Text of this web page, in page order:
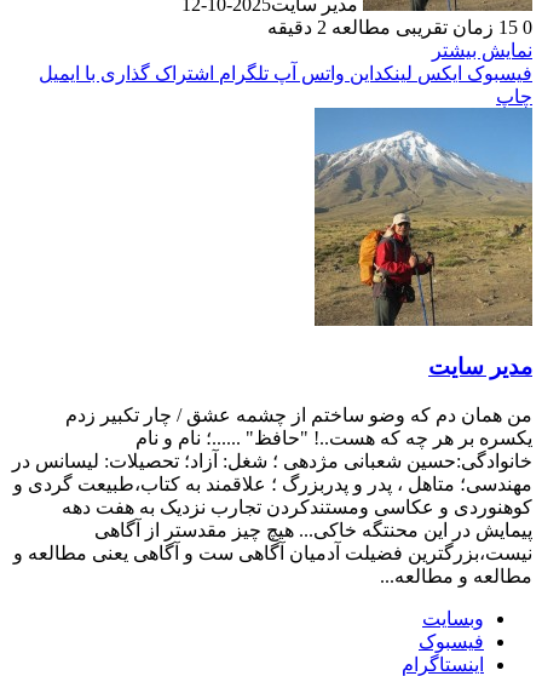
مدیر سایت2025-10-12
0
زمان تقریبی مطالعه 2 دقیقه
نمایش بیشتر
فیسبوک ایکس لینکداین واتس آپ تلگرام اشتراک گذاری با ایمیل
چاپ
مدیر سایت
من همان دم که وضو ساختم از چشمه عشق / چار تکبیر زدم
یکسره بر هر چه که هست..! "حافظ" ......؛ نام و نام
خانوادگی:حسین شعبانی مژدهی ؛ شغل: آزاد؛ تحصیلات: لیسانس در
مهندسی؛ متاهل ، پدر و پدربزرگ ؛ علاقمند به کتاب،طبیعت گردی و
کوهنوردی و عکاسی ومستندکردن تجارب نزدیک به هفت دهه
پیمایش در این محنتگه خاکی... هیچ چیز مقدستر از آگاهی
نیست،بزرگترین فضیلت آدمیان آگاهی ست و آگاهی یعنی مطالعه و
مطالعه و مطالعه...
وبسایت
فیسبوک
اینستاگرام